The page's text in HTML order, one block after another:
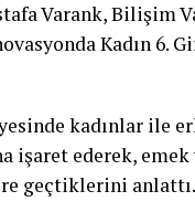
Varank, Bilişim
Kadın 6.
kadınlar ile
işaret ederek,
geçtiklerini anlattı.